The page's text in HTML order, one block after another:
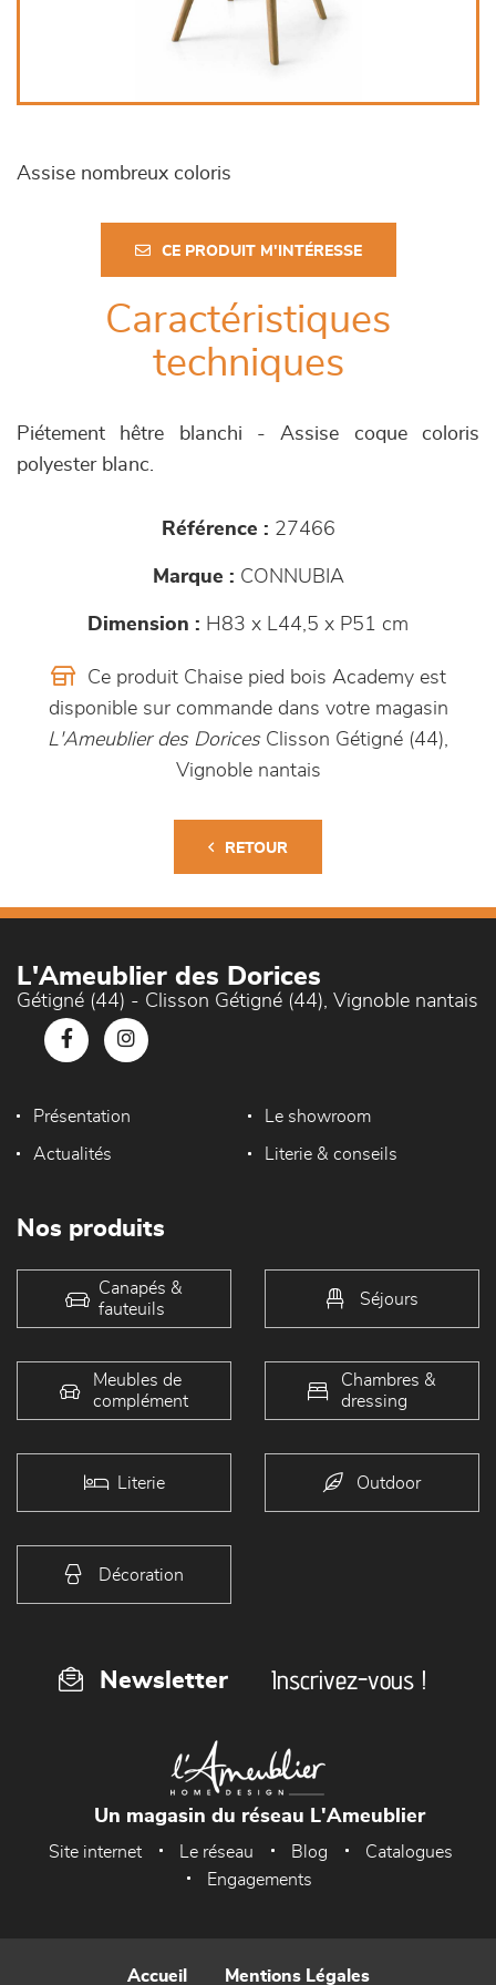
Assise nombreux coloris
CE PRODUIT M'INTÉRESSE
Caractéristiques
techniques
Piétement hêtre blanchi - Assise coque coloris
polyester blanc.
Référence : 27466
Marque : CONNUBIA
Dimension : H83 x L44,5 x P51 cm
Ce produit Chaise pied bois Academy est
disponible sur commande dans votre magasin
L'Ameublier des DoricesClisson Gétigné (44),
Vignoble nantais
RETOUR
L'Ameublier des Dorices
Gétigné (44) - Clisson Gétigné (44), Vignoble nantais
Présentation Le showroom
Actualités Literie & conseils
Nos produits
Canapés &
fauteuils
Séjours
Meubles de
complément
Chambres &
dressing
Literie Outdoor
Décoration
Newsletter Inscrivez-vous !
Un magasin du réseau L'Ameublier
Site internet Le réseau Blog
Catalogues
Engagements
Accueil Mentions Légales